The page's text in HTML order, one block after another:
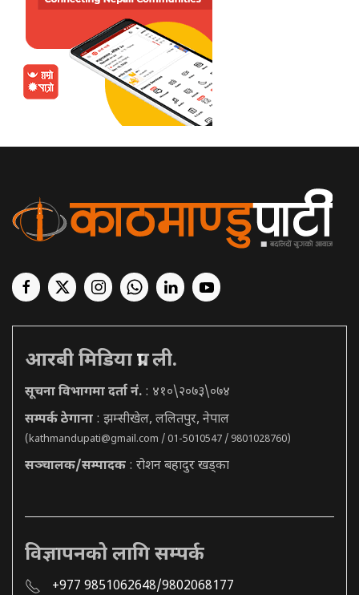
आरबी मिडिया प्रा. ली.
सूचना विभागमा दर्ता नं. : ४१०\२०७३\०७४
सम्पर्क ठेगाना : झम्सीखेल, ललितपुर, नेपाल
(kathmandupati@gmail.com / 01-5010547 / 9801028760)
सञ्चालक/सम्पादक : रोशन बहादुर खड्का
विज्ञापनको लागि सम्पर्क
+977 9851062648/9802068177